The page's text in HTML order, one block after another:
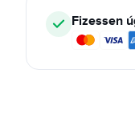
Fizessen